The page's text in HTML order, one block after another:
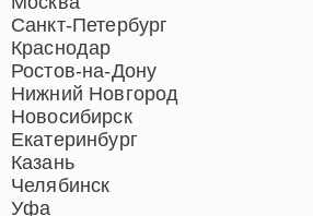
Санкт-Петербург
Краснодар
Ростов-на-Дону
Нижний Новгород
Новосибирск
Екатеринбург
Казань
Челябинск
Уфа
Ремонт гладильных систем
Ремонт отпаривателей
Ремонт вертикальных
пылесосов